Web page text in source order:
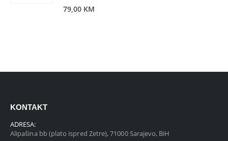
0out of 5
79,00 KM
KONTAKT
ADRESA:
Alipašina bb (plato ispred Zetre), 71000 Sarajevo, BiH